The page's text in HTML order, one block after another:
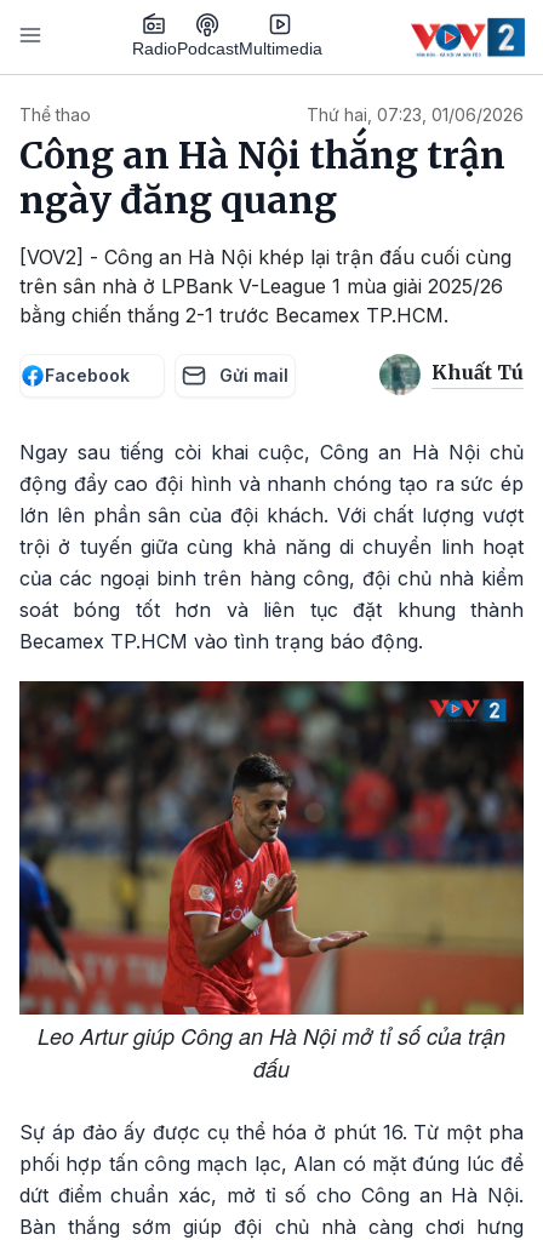
Nhảy đến nội dung
RadioPodcastMultimedia
Thể thao Thứ hai, 07:23, 01/06/2026
Công an Hà Nội thắng trận
ngày đăng quang
[VOV2] - Công an Hà Nội khép lại trận đấu cuối cùng
trên sân nhà ở LPBank V-League 1 mùa giải 2025/26
bằng chiến thắng 2-1 trước Becamex TP.HCM.
Facebook Gửi mail Khuất Tú
Ngay sau tiếng còi khai cuộc, Công an Hà Nội chủ
động đẩy cao đội hình và nhanh chóng tạo ra sức ép
lớn lên phần sân của đội khách. Với chất lượng vượt
trội ở tuyến giữa cùng khả năng di chuyển linh hoạt
của các ngoại binh trên hàng công, đội chủ nhà kiểm
soát bóng tốt hơn và liên tục đặt khung thành
Becamex TP.HCM vào tình trạng báo động.
Leo Artur giúp Công an Hà Nội mở tỉ số của trận
đấu
Sự áp đảo ấy được cụ thể hóa ở phút 16. Từ một pha
phối hợp tấn công mạch lạc, Alan có mặt đúng lúc để
dứt điểm chuẩn xác, mở tỉ số cho Công an Hà Nội.
Bàn thắng sớm giúp đội chủ nhà càng chơi hưng